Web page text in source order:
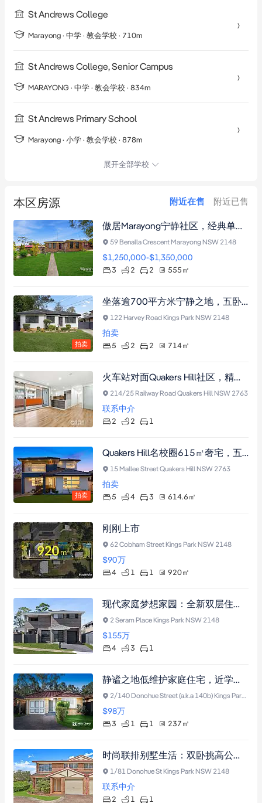
St Andrews College
Marayong · 中学 · 教会学校 · 710m
St Andrews College, Senior Campus
MARAYONG · 中学 · 教会学校 · 834m
St Andrews Primary School
Marayong · 小学 · 教会学校 · 878m
展开全部学校
本区房源 附近在售 附近已售
傲居Marayong宁静社区，经典单层家庭住宅，宽敞布局翻新潜力无限，近校近园，投资自住皆宜。
59 Benalla Crescent Marayong NSW 2148
$1,250,000-$1,350,000
3 2 2 555 ㎡
拍卖
坐落逾700平方米宁静之地，五卧典雅住宅，配嵌入式衣柜、入地泳池及可建姻亲房（需市政厅批准），近Marayong车站与购物中心，尽享家庭港湾与投资潜力。
122 Harvey Road Kings Park NSW 2148
拍卖
5 2 2 714 ㎡
火车站对面Quakers Hill社区，精品两房两卫公寓，挑高天花板配木地板，主卧带卫浴套间及车位储物间。
214/25 Railway Road Quakers Hill NSW 2763
联系中介
2 2 1
拍卖
Quakers Hill名校圈615㎡奢宅，五卧双客厅配智能安防与未来扩建潜力
15 Mallee Street Quakers Hill NSW 2763
拍卖
5 4 3 614.6 ㎡
刚刚上市
62 Cobham Street Kings Park NSW 2148
$90万
4 1 1 920㎡
现代家庭梦想家园：全新双层住宅，坐落宁静之地，步行可达Marayong火车站，中央空调+智能安保，主卧带露台套间，近M2/M7高速枢纽。
2 Seram Place Kings Park NSW 2148
$155万
4 3 1
静谧之地低维护家庭住宅，近学校车站商铺，投资自住皆宜
2/140 Donohue Street (a.k.a 140b) Kings Park NSW 2148
$98万
3 1 1 237 ㎡
时尚联排别墅生活：双卧挑高公寓，中央空调与木地板，北向采光佳，近Marayong火车站及购物中心
1/81 Donohue St Kings Park NSW 2148
联系中介
2 1 1